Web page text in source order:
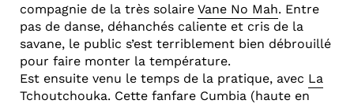
compagnie de la très solaire Vane No Mah. Entre
pas de danse, déhanchés caliente et cris de la
savane, le public s’est terriblement bien débrouillé
pour faire monter la température.
Est ensuite venu le temps de la pratique, avec La
Tchoutchouka. Cette fanfare Cumbia (haute en